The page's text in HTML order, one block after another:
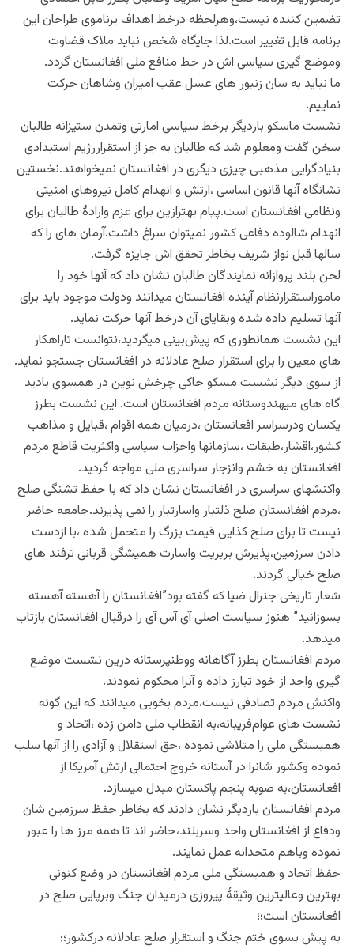
تضمین کننده نیست،وهرلحظه درخط اهداف برناموی طراحان این
برنامه قابل تغییر است.لذا جایگاه شخص نباید ملاک قضاوت
وموضع گیری سیاسی اش در خط منافع ملی افغانستان گردد.
ما نباید به سان زنبور های عسل عقب امیران وشاهان حرکت
نماییم.
نشست ماسکو باردیگر برخط سیاسی امارتی وتمدن ستیزانه طالبان
سخن گفت ومعلوم شد که طالبان به جز از استقراررژیم استبدادی
بنیادگرایی مذهبی چیزی دیگری در افغانستان نمیخواهند.نخستین
نشانگاه آنها قانون اساسی ،ارتش و انهدام کامل نیروهای امنیتی
ونظامی افغانستان است.پیام بهترازین برای عزم وارادهٔ طالبان برای
انهدام شالوده دفاعی کشور نمیتوان سراغ داشت.آرمان های را که
سالها قبل نواز شریف بخاطر تحقق اش جایزه گرفت.
لحن بلند پروازانه نمایندگان طالبان نشان داد که آنها خود را
ماموراستقرارنظام آینده افغانستان میدانند ودولت موجود باید برای
آنها تسلیم داده شده وبقایای آن درخط آنها حرکت نماید.
این نشست همانطوری که پیش‌بینی میگردید،نتوانست تاراهکار
های معین را برای استقرار صلح عادلانه در افغانستان جستجو نماید.
از سوی دیگر نشست مسکو حاکی چرخش نوین در همسوی بادید
گاه های میهندوستانه مردم افغانستان است. این نشست بطرز
یکسان ودرسراسر افغانستان ،درمیان همه اقوام ،قبایل و مذاهب
کشور،اقشار،طبقات ،سازمانها واحزاب سیاسی واکثریت قاطع مردم
افغانستان به خشم وانزجار سراسری ملی مواجه گردید.
واکنشهای سراسری در افغانستان نشان داد که با حفظ تشنگی صلح
،مردم افغانستان صلح ذلتبار واسارتبار را نمی پذیرند.جامعه حاضر
نیست تا برای صلح کذایی قیمت بزرگ را متحمل شده ،با ازدست
دادن سرزمین،پذیرش بربریت واسارت همیشگی قربانی ترفند های
صلح خیالی گردند.
شعار تاریخی جنرال ضیا که گفته بود”افغانستان را آهسته آهسته
بسوزانید” هنوز سیاست اصلی آی آس آی را درقبال افغانستان بازتاب
میدهد.
مردم افغانستان بطرز آگاهانه ووطنپرستانه درین نشست موضع
گیری واحد از خود تبارز داده و آنرا محکوم نمودند.
واکنش مردم تصادفی نیست،مردم بخوبی میدانند که این گونه
نشست های عوام‌فریبانه،به انقطاب ملی دامن زده ،اتحاد و
همبستگی ملی را متلاشی نموده ،حق استقلال و آزادی را از آنها سلب
نموده وکشور شانرا در آستانه خروج احتمالی ارتش آمریکا از
افغانستان،به صوبه پنجم پاکستان مبدل میسازد.
مردم افغانستان باردیگر نشان دادند که بخاطر حفظ سرزمین شان
ودفاع از افغانستان واحد وسربلند،حاضر اند تا همه مرز ها را عبور
نموده وباهم متحدانه عمل نمایند.
حفظ اتحاد و همبستگی ملی مردم افغانستان در وضع کنونی
بهترین وعالیترین وثیقهٔ پیروزی درمیدان جنگ وبرپایی صلح در
افغانستان است؛؛
به پیش بسوی ختم جنگ و استقرار صلح عادلانه درکشور؛؛